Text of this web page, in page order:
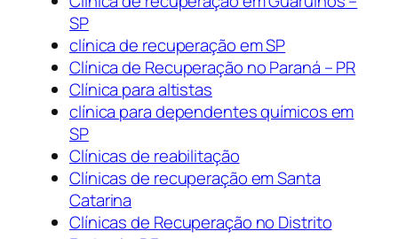
SP
clínica de recuperação em SP
Clínica de Recuperação no Paraná – PR
Clínica para altistas
clínica para dependentes químicos em
SP
Clínicas de reabilitação
Clínicas de recuperação em Santa
Catarina
Clínicas de Recuperação no Distrito